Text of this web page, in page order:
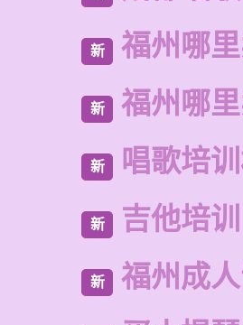
新 福州哪
新 福州哪
新 唱歌培
新 吉他培
新 福州成